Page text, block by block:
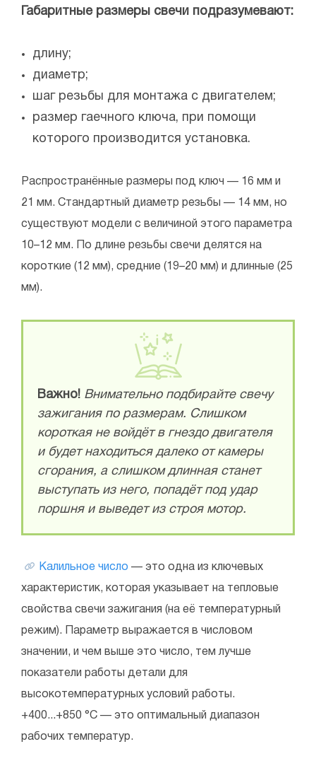
Габаритные размеры свечи подразумевают:
длину;
диаметр;
шаг резьбы для монтажа с двигателем;
размер гаечного ключа, при помощи
которого производится установка.
Распространённые размеры под ключ — 16 мм и
21 мм. Стандартный диаметр резьбы — 14 мм, но
существуют модели с величиной этого параметра
10–12 мм. По длине резьбы свечи делятся на
короткие (12 мм), средние (19–20 мм) и длинные (25
мм).
Важно! Внимательно подбирайте свечу
зажигания по размерам. Слишком
короткая не войдёт в гнездо двигателя
и будет находиться далеко от камеры
сгорания, а слишком длинная станет
выступать из него, попадёт под удар
поршня и выведет из строя мотор.
Калильное число — это одна из ключевых
характеристик, которая указывает на тепловые
свойства свечи зажигания (на её температурный
режим). Параметр выражается в числовом
значении, и чем выше это число, тем лучше
показатели работы детали для
высокотемпературных условий работы.
+400...+850 °С — это оптимальный диапазон
рабочих температур.